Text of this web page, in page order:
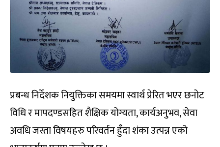
प्रबन्ध निर्देशक नियुक्तिका समयमा स्वार्थ प्रेरित भएर छनोट
विधि र मापदण्डसहित शैक्षिक योग्यता, कार्यअनुभव, सेवा
अवधि जस्ता विषयहरु परिवर्तन हुँदा शंका उत्पन्न एको